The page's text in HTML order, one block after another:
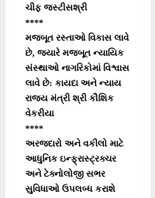
ચીફ જસ્ટીસશ્રી
****
મજબૂત રસ્તાઓ વિકાસ લાવે
છે, જ્યારે મજબૂત ન્યાયિક
સંસ્થાઓ નાગરિકોમાં વિશ્વાસ
લાવે છે: કાયદા અને ન્યાય
રાજ્ય મંત્રી શ્રી કૌશિક
વેકરીયા
****
અરજદારો અને વકીલો માટે
આધુનિક ઇન્ફ્રાસ્ટ્રક્ચર
અને ટેક્નોલોજી સભર
સુવિધાઓ ઉપલબ્ધ કરાશે